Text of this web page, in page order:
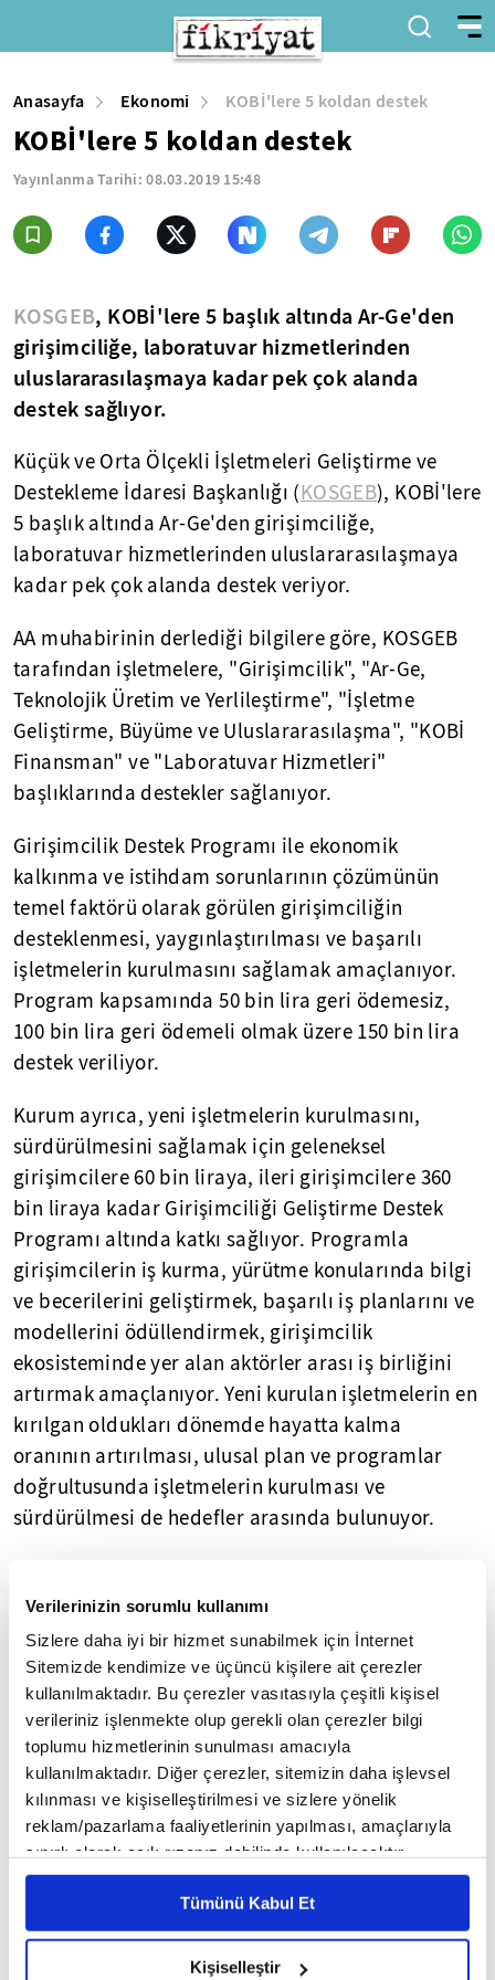
Verilerinizin sorumlu kullanımı
Sizlere daha iyi bir hizmet sunabilmek için İnternet
Sitemizde kendimize ve üçüncü kişilere ait çerezler
kullanılmaktadır. Bu çerezler vasıtasıyla çeşitli kişisel
verileriniz işlenmekte olup gerekli olan çerezler bilgi
toplumu hizmetlerinin sunulması amacıyla
kullanılmaktadır. Diğer çerezler, sitemizin daha işlevsel
kılınması ve kişiselleştirilmesi ve sizlere yönelik
reklam/pazarlama faaliyetlerinin yapılması, amaçlarıyla
sınırlı olarak açık rızanız dahilinde kullanılacaktır.
Çerezlere ilişkin tercihlerinizi çerez paneli vasıtasıyla
belirleyebilirsiniz. Çerezlere ilişkin detaylı bilgi için
Ayarlar butonuna tıklayabilir,Çerez Bilgilendirme
Metnimizi ziyaret edebilirsiniz.
Tümünü Kabul Et
Kişiselleştir
Anasayfa Ekonomi KOBİ'lere 5 koldan destek
KOBİ'lere 5 koldan destek
Yayınlanma Tarihi:08.03.2019 15:48
KOSGEB, KOBİ'lere 5 başlık altında Ar-Ge'den
girişimciliğe, laboratuvar hizmetlerinden
uluslararasılaşmaya kadar pek çok alanda
destek sağlıyor.
Küçük ve Orta Ölçekli İşletmeleri Geliştirme ve
Destekleme İdaresi Başkanlığı (KOSGEB), KOBİ'lere
5 başlık altında Ar-Ge'den girişimciliğe,
laboratuvar hizmetlerinden uluslararasılaşmaya
kadar pek çok alanda destek veriyor.
AA muhabirinin derlediği bilgilere göre, KOSGEB
tarafından işletmelere, "Girişimcilik", "Ar-Ge,
Teknolojik Üretim ve Yerlileştirme", "İşletme
Geliştirme, Büyüme ve Uluslararasılaşma", "KOBİ
Finansman" ve "Laboratuvar Hizmetleri"
başlıklarında destekler sağlanıyor.
Girişimcilik Destek Programı ile ekonomik
kalkınma ve istihdam sorunlarının çözümünün
temel faktörü olarak görülen girişimciliğin
desteklenmesi, yaygınlaştırılması ve başarılı
işletmelerin kurulmasını sağlamak amaçlanıyor.
Program kapsamında 50 bin lira geri ödemesiz,
100 bin lira geri ödemeli olmak üzere 150 bin lira
destek veriliyor.
Kurum ayrıca, yeni işletmelerin kurulmasını,
sürdürülmesini sağlamak için geleneksel
girişimcilere 60 bin liraya, ileri girişimcilere 360
bin liraya kadar Girişimciliği Geliştirme Destek
Programı altında katkı sağlıyor. Programla
girişimcilerin iş kurma, yürütme konularında bilgi
ve becerilerini geliştirmek, başarılı iş planlarını ve
modellerini ödüllendirmek, girişimcilik
ekosisteminde yer alan aktörler arası iş birliğini
artırmak amaçlanıyor. Yeni kurulan işletmelerin en
kırılgan oldukları dönemde hayatta kalma
oranının artırılması, ulusal plan ve programlar
doğrultusunda işletmelerin kurulması ve
sürdürülmesi de hedefler arasında bulunuyor.
Ar-Ge, Teknolojik Üretim ve Yerlileştirme Desteği
ile araştırma, geliştirme ve inovasyon projelerine
750 bin lira, endüstriyel uygulama projelerine 818
bin lira, KOBİ Teknoyatırım-KOBİ Teknolojik Ürün
Yatırım ve Stratejik Ürün Destek programlarına ise
5 milyon liraya kadar destek veriliyor.
Bu kapsamda yürütülen "Ar-Ge ve İnovasyon
Programı" ile bilim ve teknolojiye dayalı yeni
fikirlere, buluşlara sahip KOBİ'lerin ve girişimlerin
geliştirilmesi, yeni ürün, süreç, bilgi, hizmet
üretilmesi öngörülüyor.